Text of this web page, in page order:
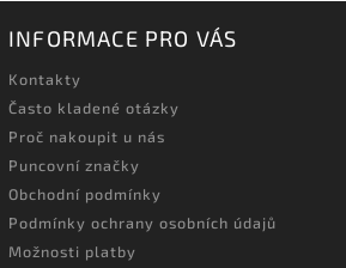
INFORMACE PRO VÁS
Kontakty
Často kladené otázky
Proč nakoupit u nás
Puncovní značky
Obchodní podmínky
Podmínky ochrany osobních údajů
Možnosti platby